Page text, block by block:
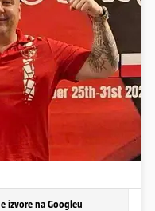
izvore na Googleu